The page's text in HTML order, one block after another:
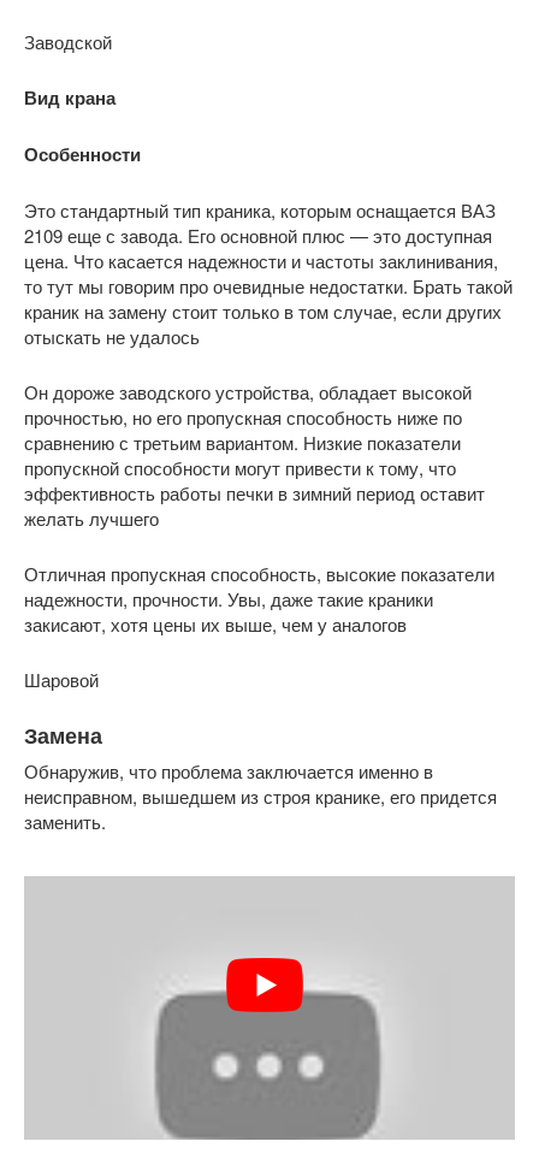
Заводской
Вид крана
Особенности
Это стандартный тип краника, которым оснащается ВАЗ
2109 еще с завода. Его основной плюс — это доступная
цена. Что касается надежности и частоты заклинивания,
то тут мы говорим про очевидные недостатки. Брать такой
краник на замену стоит только в том случае, если других
отыскать не удалось
Он дороже заводского устройства, обладает высокой
прочностью, но его пропускная способность ниже по
сравнению с третьим вариантом. Низкие показатели
пропускной способности могут привести к тому, что
эффективность работы печки в зимний период оставит
желать лучшего
Отличная пропускная способность, высокие показатели
надежности, прочности. Увы, даже такие краники
закисают, хотя цены их выше, чем у аналогов
Шаровой
Замена
Обнаружив, что проблема заключается именно в
неисправном, вышедшем из строя кранике, его придется
заменить.